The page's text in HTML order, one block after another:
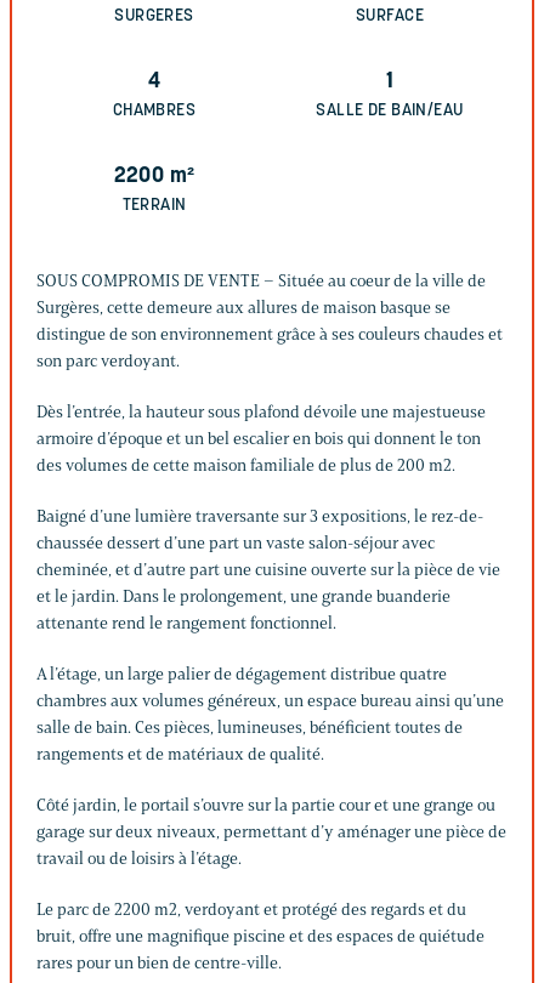
SURGERES SURFACE
4
CHAMBRES
1
SALLE DE BAIN/EAU
2200 m²
TERRAIN
SOUS COMPROMIS DE VENTE – Située au coeur de la ville de
Surgères, cette demeure aux allures de maison basque se
distingue de son environnement grâce à ses couleurs chaudes et
son parc verdoyant.
Dès l’entrée, la hauteur sous plafond dévoile une majestueuse
armoire d’époque et un bel escalier en bois qui donnent le ton
des volumes de cette maison familiale de plus de 200 m2.
Baigné d’une lumière traversante sur 3 expositions, le rez-de-
chaussée dessert d’une part un vaste salon-séjour avec
cheminée, et d’autre part une cuisine ouverte sur la pièce de vie
et le jardin. Dans le prolongement, une grande buanderie
attenante rend le rangement fonctionnel.
A l’étage, un large palier de dégagement distribue quatre
chambres aux volumes généreux, un espace bureau ainsi qu’une
salle de bain. Ces pièces, lumineuses, bénéficient toutes de
rangements et de matériaux de qualité.
Côté jardin, le portail s’ouvre sur la partie cour et une grange ou
garage sur deux niveaux, permettant d’y aménager une pièce de
travail ou de loisirs à l’étage.
Le parc de 2200 m2, verdoyant et protégé des regards et du
bruit, offre une magnifique piscine et des espaces de quiétude
rares pour un bien de centre-ville.